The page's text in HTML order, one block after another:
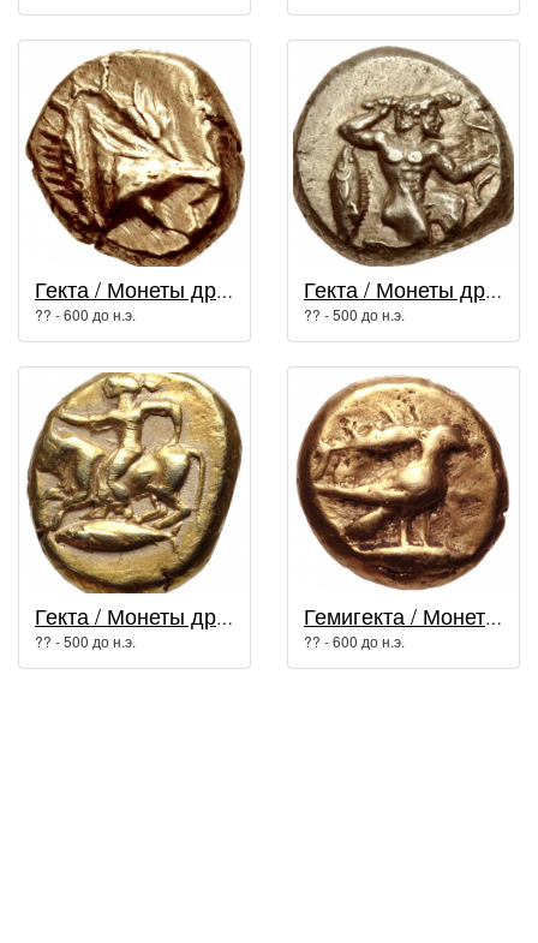
Гекта / Монеты древней Греции
?? - 600 до н.э.
Гекта / Монеты древней Греции
?? - 500 до н.э.
Гекта / Монеты древней Греции
?? - 500 до н.э.
Гемигекта / Монеты древней Греции
?? - 600 до н.э.